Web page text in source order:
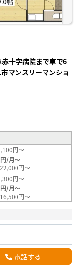
赤十字病院まで車で6
マンスリーマンショ
円～
円/月～
円～
円～
円/月～
円～
電話する